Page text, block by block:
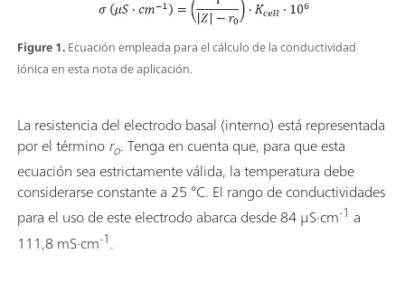
Figure 1.Ecuación empleada para el cálculo de la conductividad
iónica en esta nota de aplicación.
La resistencia del electrodo basal (interno) está representada
por el términoro. Tenga en cuenta que, para que esta
ecuación sea estrictamente válida, la temperatura debe
considerarse constante a 25 °C. El rango de conductividades
para el uso de este electrodo abarca desde 84 µS·cm-1 a
111,8 mS·cm-1.